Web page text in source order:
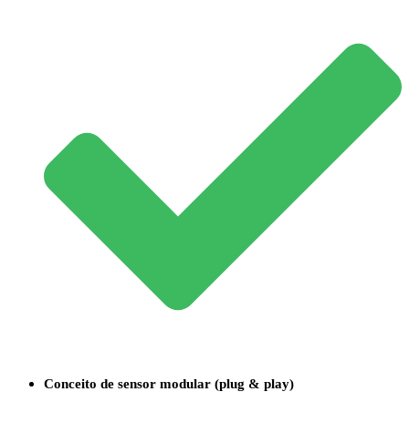
Conceito de sensor modular (plug & play)